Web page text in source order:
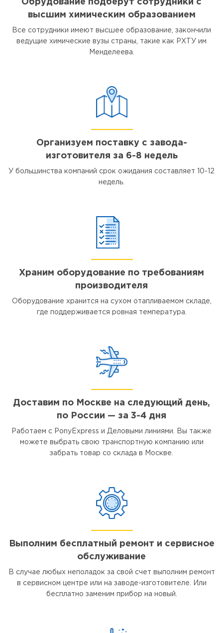
Обрудование подберут сотрудники с
высшим химическим образованием
Все сотрудники имеют высшее образование, закончили
ведущие химические вузы страны, такие как РХТУ им
Менделеева.
Организуем поставку с завода-
изготовителя за 6-8 недель
У большинства компаний срок ожидания составляет 10-12
недель.
Храним оборудование по требованиям
производителя
Оборудование хранится на сухом отапливаемом складе,
где поддерживается ровная температура.
Доставим по Москве на следующий день,
по России — за 3-4 дня
Работаем с PonyExpress и Деловыми линиями. Вы также
можете выбрать свою транспортную компанию или
забрать товар со склада в Москве.
Выполним бесплатный ремонт и сервисное
обслуживание
В случае любых неполадок за свой счет выполним ремонт
в сервисном центре или на заводе-изготовителе. Или
бесплатно заменим прибор на новый.